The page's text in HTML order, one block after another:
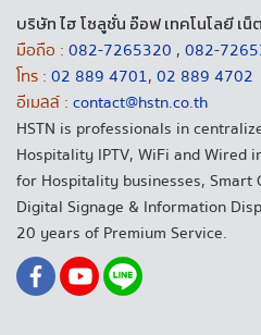
บริษัท ไฮ โซลูชั่น อ๊อฟ เทคโนโลยี เน็
มือถือ : 082-7265320 , 082-
โทร : 02 889 4701, 02 889 4702
อีเมลล์ : contact@hstn.co.th
HSTN is professionals in
Hospitality IPTV, WiFi and Wired
for Hospitality businesses, Smart
Digital Signage & Information
20 years of Premium Service.